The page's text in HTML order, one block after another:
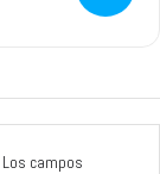
Los campos